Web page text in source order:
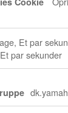
Et par
par sekunder